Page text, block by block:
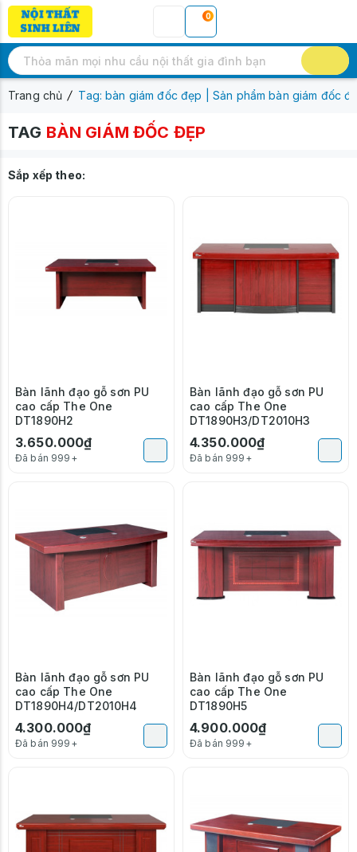
0
Trang chủ Tag: bàn giám đốc đẹp | Sản phẩm bàn giám đốc
TAG BÀN GIÁM ĐỐC ĐẸP
Sắp xếp theo:
Bàn lãnh đạo gỗ sơn PU
cao cấp The One
DT1890H2
3.650.000₫
Đã bán 999+
Bàn lãnh đạo gỗ sơn PU
cao cấp The One
DT1890H3/DT2010H3
4.350.000₫
Đã bán 999+
Bàn lãnh đạo gỗ sơn PU
cao cấp The One
DT1890H4/DT2010H4
4.300.000₫
Đã bán 999+
Bàn lãnh đạo gỗ sơn PU
cao cấp The One
DT1890H5
4.900.000₫
Đã bán 999+